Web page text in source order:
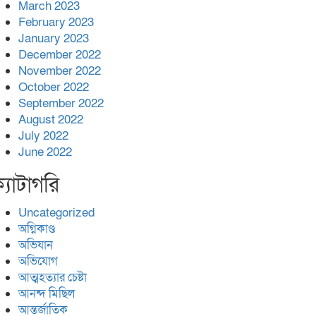
March 2023
February 2023
January 2023
December 2022
November 2022
October 2022
September 2022
August 2022
July 2022
June 2022
Uncategorized
অগ্নিকাণ্ড
অভিযান
অভিযোগ
আত্মহত্যার চেষ্টা
আনন্দ মিছিল
আন্তর্জাতিক